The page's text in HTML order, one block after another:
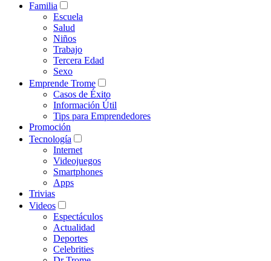
Familia
Escuela
Salud
Niños
Trabajo
Tercera Edad
Sexo
Emprende Trome
Casos de Éxito
Información Útil
Tips para Emprendedores
Promoción
Tecnología
Internet
Videojuegos
Smartphones
Apps
Trivias
Videos
Espectáculos
Actualidad
Deportes
Celebrities